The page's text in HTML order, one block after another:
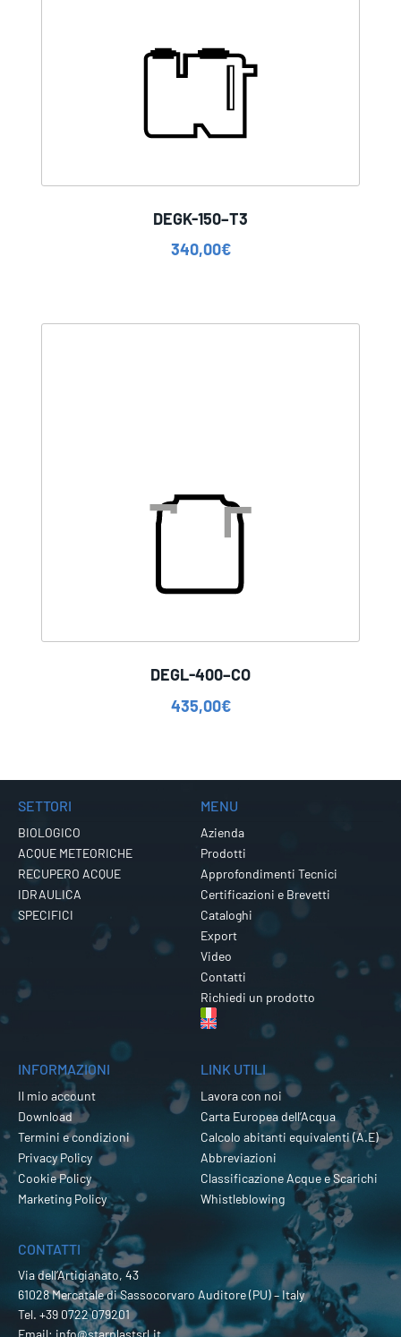
DEGK-150–T3
340,00€
DEGL-400–CO
435,00€
SETTORI
BIOLOGICO
ACQUE METEORICHE
RECUPERO ACQUE
IDRAULICA
SPECIFICI
MENU
Azienda
Prodotti
Approfondimenti Tecnici
Certificazioni e Brevetti
Cataloghi
Export
Video
Contatti
Richiedi un prodotto
INFORMAZIONI
Il mio account
Download
Termini e condizioni
Privacy Policy
Cookie Policy
Marketing Policy
LINK UTILI
Lavora con noi
Carta Europea dell’Acqua
Calcolo abitanti equivalenti (A.E)
Abbreviazioni
Classificazione Acque e Scarichi
Whistleblowing
CONTATTI
Via dell’Artigianato, 43
61028 Mercatale di Sassocorvaro Auditore (PU) – Italy
Tel. +39 0722 079201
Email: info@starplastsrl.it